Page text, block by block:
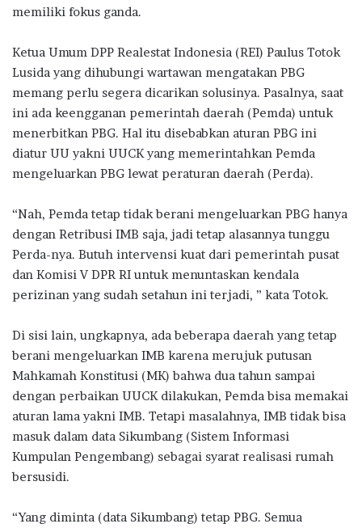
memiliki fokus ganda.
Ketua Umum DPP Realestat Indonesia (REI) Paulus Totok
Lusida yang dihubungi wartawan mengatakan PBG
memang perlu segera dicarikan solusinya. Pasalnya, saat
ini ada keengganan pemerintah daerah (Pemda) untuk
menerbitkan PBG. Hal itu disebabkan aturan PBG ini
diatur UU yakni UUCK yang memerintahkan Pemda
mengeluarkan PBG lewat peraturan daerah (Perda).
“Nah, Pemda tetap tidak berani mengeluarkan PBG hanya
dengan Retribusi IMB saja, jadi tetap alasannya tunggu
Perda-nya. Butuh intervensi kuat dari pemerintah pusat
dan Komisi V DPR RI untuk menuntaskan kendala
perizinan yang sudah setahun ini terjadi, ” kata Totok.
Di sisi lain, ungkapnya, ada beberapa daerah yang tetap
berani mengeluarkan IMB karena merujuk putusan
Mahkamah Konstitusi (MK) bahwa dua tahun sampai
dengan perbaikan UUCK dilakukan, Pemda bisa memakai
aturan lama yakni IMB. Tetapi masalahnya, IMB tidak bisa
masuk dalam data Sikumbang (Sistem Informasi
Kumpulan Pengembang) sebagai syarat realisasi rumah
bersusidi.
“Yang diminta (data Sikumbang) tetap PBG. Semua